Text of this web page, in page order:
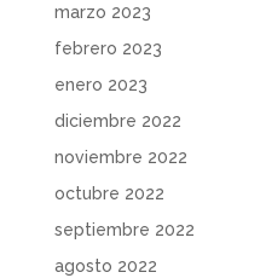
marzo 2023
febrero 2023
enero 2023
diciembre 2022
noviembre 2022
octubre 2022
septiembre 2022
agosto 2022